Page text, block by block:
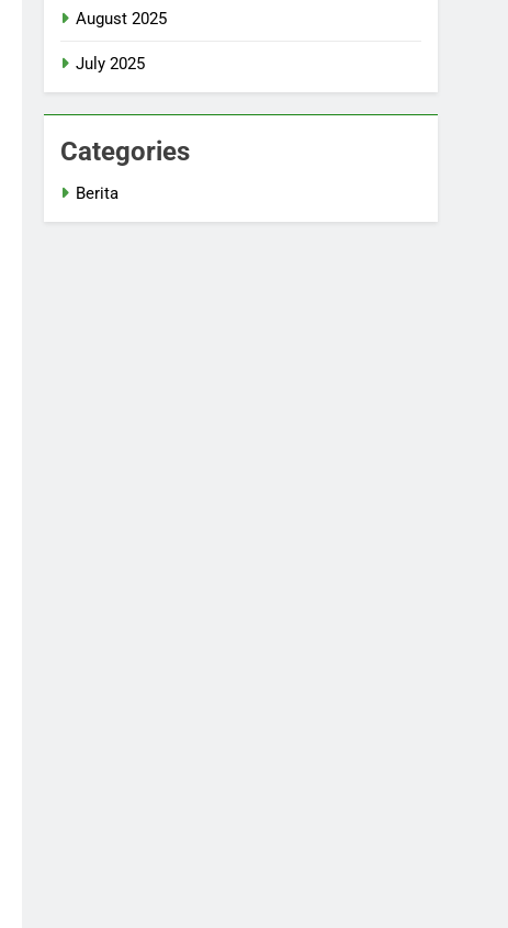
August 2025
July 2025
Categories
Berita